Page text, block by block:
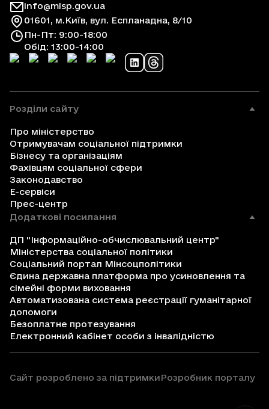
info@mlsp.gov.ua
01601, м.Київ, вул. Еспланадна, 8/10
Пн-Пт: 9:00-18:00
Обід: 13:00-14:00
Розділи сайту
Про міністерство
Отримувачам соціальної підтримки
Бізнесу та організаціям
Фахівцям соціальної сфери
Законодавство
Е-сервіси
Прес-центр
Додаткові посилання
ДП "Інформаційно-обчислювальний центр"
Міністерства соціальної політики
Соціальний портал Мінсоцполітики
Єдина державна платформа про усиновлення та
сімейні форми виховання
Автоматизована система реєстрації гуманітарної
допомоги
Безоплатне протезування
Електронний кабінет особи з інвалідністю
Сайт розроблено за підтримкиРозробник порталу